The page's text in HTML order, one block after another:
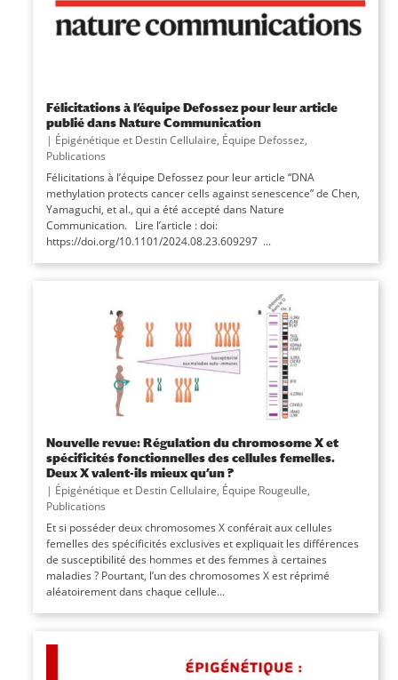
Félicitations à l’équipe Defossez pour leur article
publié dans Nature Communication
| Épigénétique et Destin Cellulaire, Équipe Defossez,
Publications
Félicitations à l’équipe Defossez pour leur article “DNA
methylation protects cancer cells against senescence” de Chen,
Yamaguchi, et al., qui a été accepté dans Nature
Communication. Lire l’article : doi:
https://doi.org/10.1101/2024.08.23.609297 ...
Nouvelle revue: Régulation du chromosome X et
spécificités fonctionnelles des cellules femelles.
Deux X valent-ils mieux qu’un ?
| Épigénétique et Destin Cellulaire, Équipe Rougeulle,
Publications
Et si posséder deux chromosomes X conférait aux cellules
femelles des spécificités exclusives et expliquait les différences
de susceptibilité des hommes et des femmes à certaines
maladies ? Pourtant, l’un des chromosomes X est réprimé
aléatoirement dans chaque cellule...